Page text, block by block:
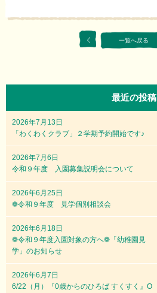
一覧へ戻る
最近の投稿
2026年7月13日
「わくわくクラブ」２学期予約開始です♪
2026年7月6日
令和９年度 入園募集説明会について
2026年6月25日
❁令和９年度 見学個別相談会
2026年6月18日
❁令和９年度入園対象の方へ❁「幼稚園見
学」のお知らせ
2026年6月7日
6/22（月）『0歳からのひろば すくすく』O